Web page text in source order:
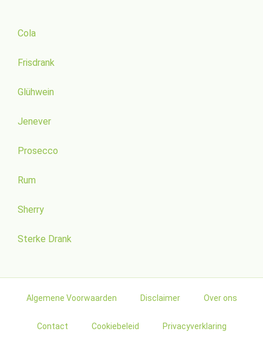
Cola
Frisdrank
Glühwein
Jenever
Prosecco
Rum
Sherry
Sterke Drank
Algemene Voorwaarden Disclaimer Over ons
Contact Cookiebeleid Privacyverklaring